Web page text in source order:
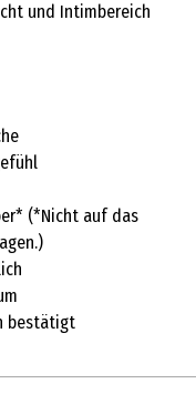
und Intimbereich
(*Nicht auf das
bestätigt